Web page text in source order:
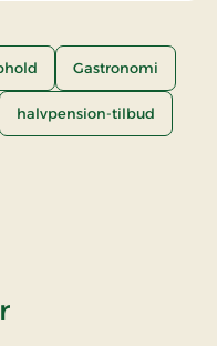
Gastronomi
halvpension-tilbud